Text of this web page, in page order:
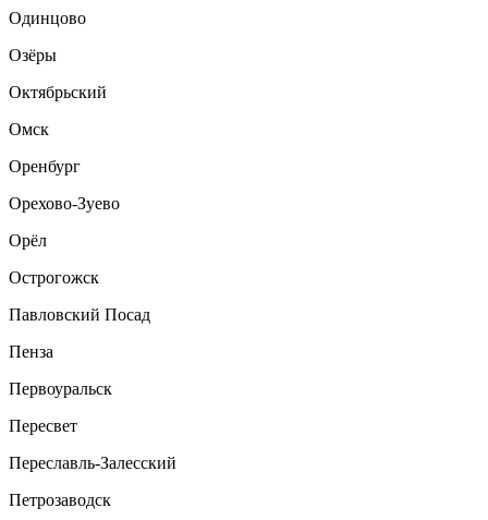
Одинцово
Озёры
Октябрьский
Омск
Оренбург
Орехово-Зуево
Орёл
Острогожск
Павловский Посад
Пенза
Первоуральск
Пересвет
Переславль-Залесский
Петрозаводск